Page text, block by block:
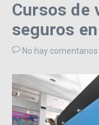
Cursos de
seguros
No hay comentarios